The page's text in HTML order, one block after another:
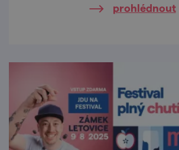
komorních poprohlédnout